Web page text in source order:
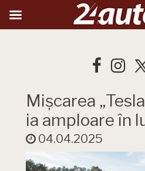
Mișcarea
ia amploare în
04.04.2025